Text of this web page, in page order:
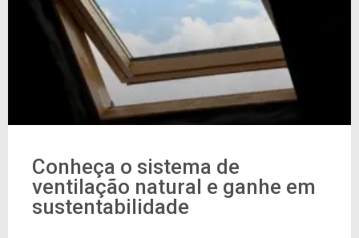
Conheça o sistema de
ventilação natural e ganhe em
sustentabilidade